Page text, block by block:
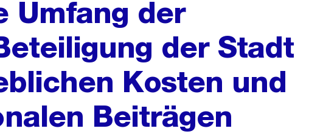
Umfang der
der Stadt
Kosten und
Beiträgen